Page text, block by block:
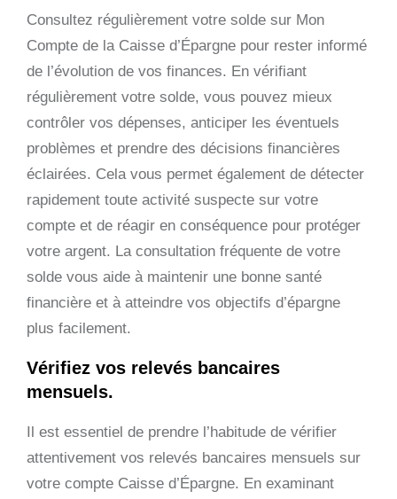
Consultez régulièrement votre solde sur Mon
Compte de la Caisse d’Épargne pour rester informé
de l’évolution de vos finances. En vérifiant
régulièrement votre solde, vous pouvez mieux
contrôler vos dépenses, anticiper les éventuels
problèmes et prendre des décisions financières
éclairées. Cela vous permet également de détecter
rapidement toute activité suspecte sur votre
compte et de réagir en conséquence pour protéger
votre argent. La consultation fréquente de votre
solde vous aide à maintenir une bonne santé
financière et à atteindre vos objectifs d’épargne
plus facilement.
Vérifiez vos relevés bancaires
mensuels.
Il est essentiel de prendre l’habitude de vérifier
attentivement vos relevés bancaires mensuels sur
votre compte Caisse d’Épargne. En examinant